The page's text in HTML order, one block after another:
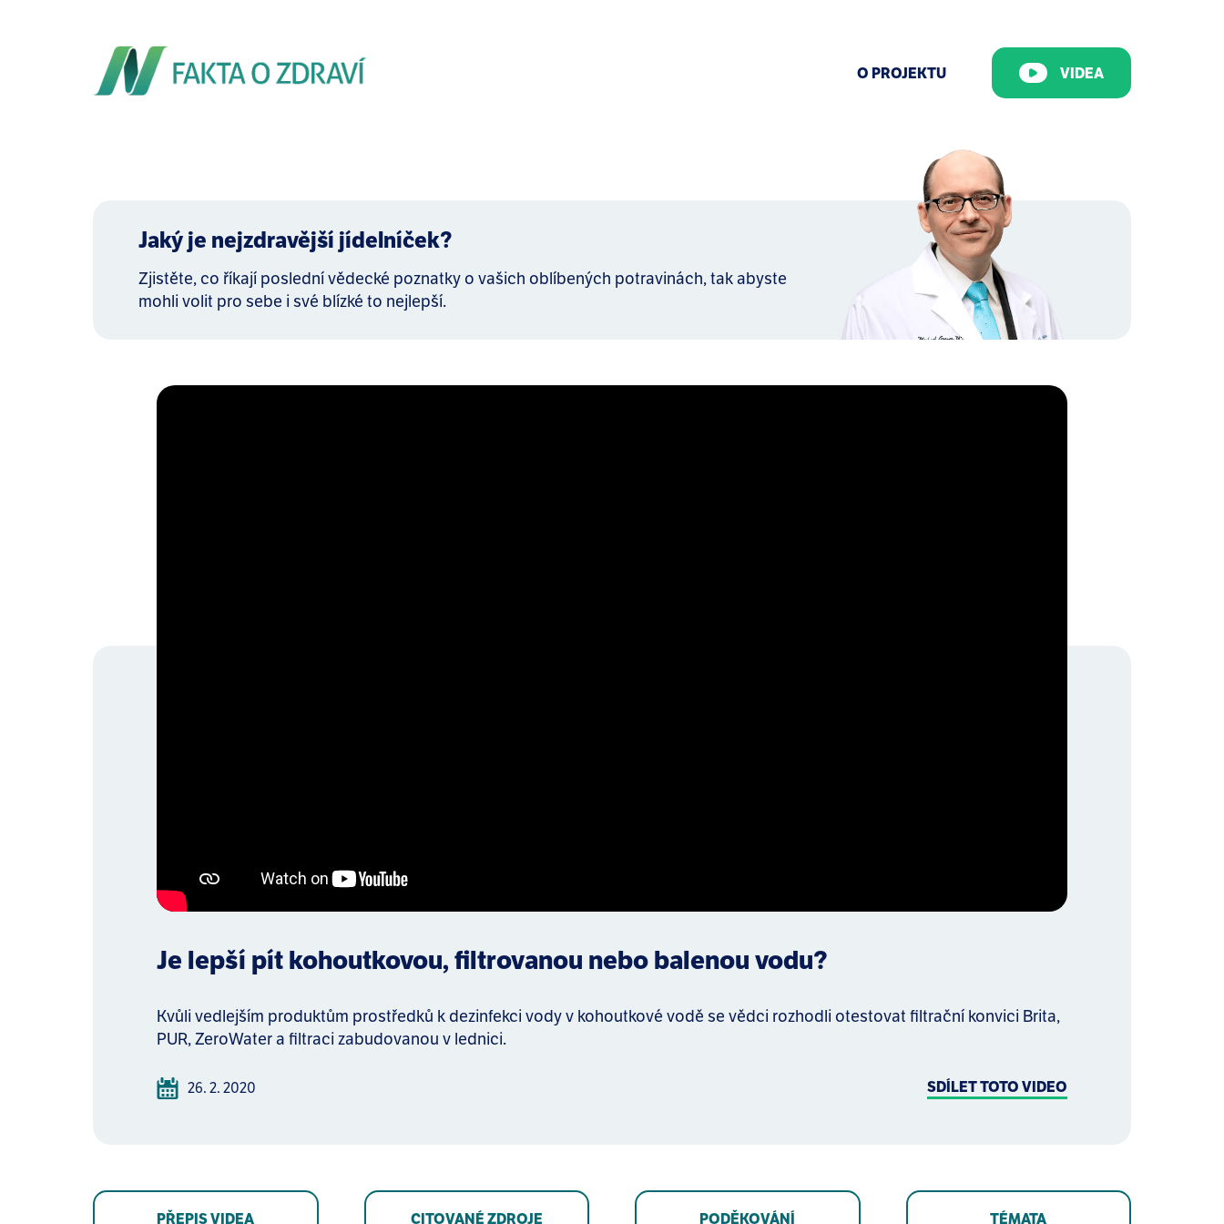
O PROJEKTU VIDEA
Jaký je nejzdravější jídelníček?
Zjistěte, co říkají poslední vědecké poznatky o vašich oblíbených potravinách, tak abyste
mohli volit pro sebe i své blízké to nejlepší.
Je lepší pít kohoutkovou, filtrovanou nebo balenou vodu?
Kvůli vedlejším produktům prostředků k dezinfekci vody v kohoutkové vodě se vědci rozhodli otestovat filtrační konvici Brita,
PUR, ZeroWater a filtraci zabudovanou v lednici.
26. 2. 2020 SDÍLET TOTO VIDEO
PŘEPIS VIDEA CITOVANÉ ZDROJE PODĚKOVÁNÍ TÉMATA